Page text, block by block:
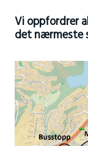
Vi oppfordrer
det nærmeste